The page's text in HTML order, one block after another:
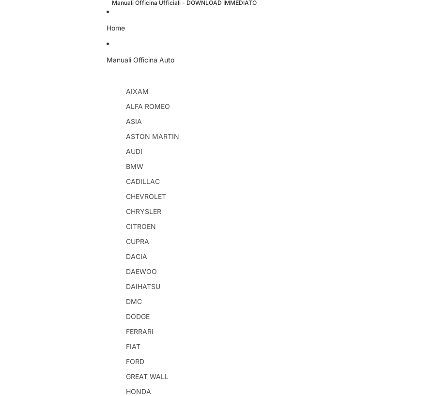
Manuali Officina Ufficiali - DOWNLOAD IMMEDIATO
Home
Manuali Officina Auto
AIXAM
ALFA ROMEO
ASIA
ASTON MARTIN
AUDI
BMW
CADILLAC
CHEVROLET
CHRYSLER
CITROEN
CUPRA
DACIA
DAEWOO
DAIHATSU
DMC
DODGE
FERRARI
FIAT
FORD
GREAT WALL
HONDA